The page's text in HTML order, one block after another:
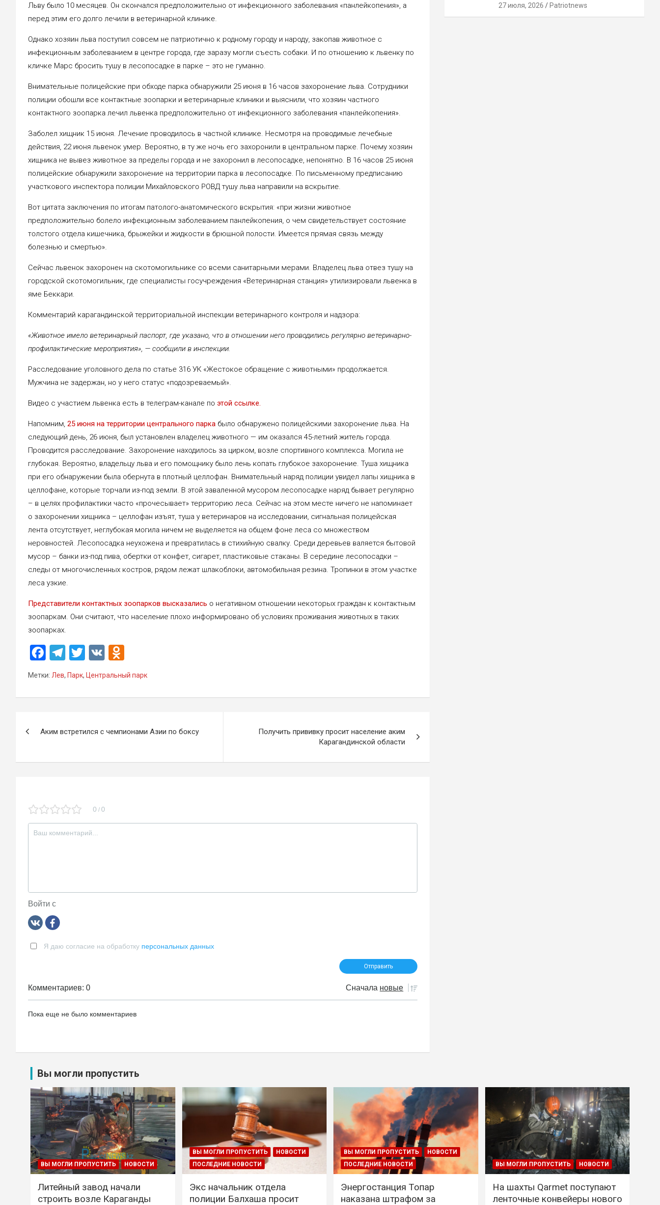
Льву было 10 месяцев. Он скончался предположительно от инфекционного заболевания «панлейкопения», а
перед этим его долго лечили в ветеринарной клинике.
Однако хозяин льва поступил совсем не патриотично к родному городу и народу, закопав животное с
инфекционным заболеванием в центре города, где заразу могли съесть собаки. И по отношению к львенку по
кличке Марс бросить тушу в лесопосадке в парке – это не гуманно.
Внимательные полицейские при обходе парка обнаружили 25 июня в 16 часов захоронение льва. Сотрудники
полиции обошли все контактные зоопарки и ветеринарные клиники и выяснили, что хозяин частного
контактного зоопарка лечил львенка предположительно от инфекционного заболевания «панлейкопения».
Заболел хищник 15 июня. Лечение проводилось в частной клинике. Несмотря на проводимые лечебные
действия, 22 июня львенок умер. Вероятно, в ту же ночь его захоронили в центральном парке. Почему хозяин
хищника не вывез животное за пределы города и не захоронил в лесопосадке, непонятно. В 16 часов 25 июня
полицейские обнаружили захоронение на территории парка в лесопосадке. По письменному предписанию
участкового инспектора полиции Михайловского РОВД тушу льва направили на вскрытие.
Вот цитата заключения по итогам патолого-анатомического вскрытия: «при жизни животное
предположительно болело инфекционным заболеванием панлейкопения, о чем свидетельствует состояние
толстого отдела кишечника, брыжейки и жидкости в брюшной полости. Имеется прямая связь между
болезнью и смертью».
Сейчас львенок захоронен на скотомогильнике со всеми санитарными мерами. Владелец льва отвез тушу на
городской скотомогильник, где специалисты госучреждения «Ветеринарная станция» утилизировали львенка в
яме Беккари.
Комментарий карагандинской территориальной инспекции ветеринарного контроля и надзора:
«Животное имело ветеринарный паспорт, где указано, что в отношении него проводились регулярно ветеринарно-
профилактические мероприятия», — сообщили в инспекции.
Расследование уголовного дела по статье 316 УК «Жестокое обращение с животными» продолжается.
Мужчина не задержан, но у него статус «подозреваемый».
Видео с участием львенка есть в телеграм-канале по этой ссылке.
Напомним, 25 июня на территории центрального парка было обнаружено полицейскими захоронение льва. На
следующий день, 26 июня, был установлен владелец животного —​ им оказался 45-летний житель города.
Проводится расследование. Захоронение находилось за цирком, возле спортивного комплекса. Могила не
глубокая. Вероятно, владельцу льва и его помощнику было лень копать глубокое захоронение. Туша хищника
при его обнаружении была обернута в плотный целлофан. Внимательный наряд полиции увидел лапы хищника в
целлофане, которые торчали из-под земли. В этой заваленной мусором лесопосадке наряд бывает регулярно
– в целях профилактики часто «прочесывает» территорию леса. Сейчас на этом месте ничего не напоминает
о захоронении хищника – целлофан изъят, туша у ветеринаров на исследовании, сигнальная полицейская
лента отсутствует, неглубокая могила ничем не выделяется на общем фоне леса со множеством
неровностей. Лесопосадка неухожена и превратилась в стихийную свалку. Среди деревьев валяется бытовой
мусор – банки из-под пива, обертки от конфет, сигарет, пластиковые стаканы. В середине лесопосадки –
следы от многочисленных костров, рядом лежат шлакоблоки, автомобильная резина. Тропинки в этом участке
леса узкие.
Представители контактных зоопарков высказались о негативном отношении некоторых граждан к контактным
зоопаркам. Они считают, что население плохо информировано об условиях проживания животных в таких
зоопарках.
F
a
ce
b
o
T
el
e
gr
m
T
wi
tt
er
V
d
n
o
a
ni
Метки: Лев, Парк, Центральный парк
записям
Аким встретился с чемпионами Азии по боксу
Получить прививку просит население аким
Карагандинской области
0 / 0
Войти с
Я даю согласие на обработку персональных данных
Комментариев: 0 Сначала новые
Пока еще не было комментариев
27 июля, 2026 Patriotnews
Вы могли пропустить
ВЫ МОГЛИ ПРОПУСТИТЬ НОВОСТИ
Литейный завод начали
строить возле Караганды
ВЫ МОГЛИ ПРОПУСТИТЬ
НОВОСТИ
ПОСЛЕДНИЕ НОВОСТИ
Экс начальник отдела
полиции Балхаша просит
ВЫ МОГЛИ ПРОПУСТИТЬ
НОВОСТИ
ПОСЛЕДНИЕ НОВОСТИ
Энергостанция Топар
наказана штрафом за
ВЫ МОГЛИ ПРОПУСТИТЬ НОВОСТИ
На шахты Qarmet поступают
ленточные конвейеры нового